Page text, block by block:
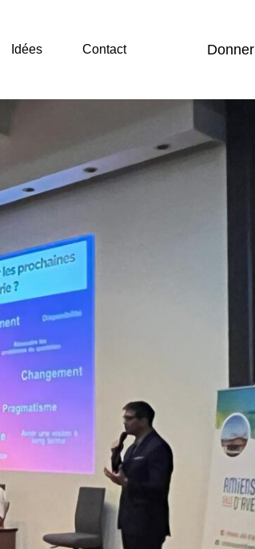
Idées Contact Donner